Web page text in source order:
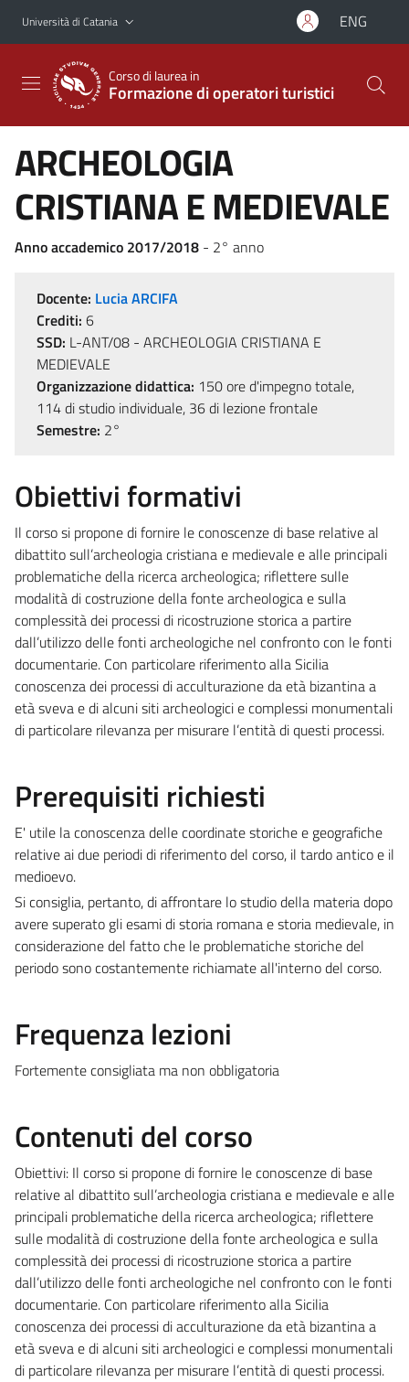
Vai al contenuto principale
Vai al menu di navigazione
Università di Catania ENG
Corso di laurea in
Formazione di operatori turistici
ARCHEOLOGIA
CRISTIANA E MEDIEVALE
Anno accademico 2017/2018 - 2° anno
Docente: Lucia ARCIFA
Crediti: 6
SSD: L-ANT/08 - ARCHEOLOGIA CRISTIANA E
MEDIEVALE
Organizzazione didattica: 150 ore d'impegno totale,
114 di studio individuale, 36 di lezione frontale
Semestre: 2°
Obiettivi formativi
Il corso si propone di fornire le conoscenze di base relative al
dibattito sull’archeologia cristiana e medievale e alle principali
problematiche della ricerca archeologica; riflettere sulle
modalità di costruzione della fonte archeologica e sulla
complessità dei processi di ricostruzione storica a partire
dall’utilizzo delle fonti archeologiche nel confronto con le fonti
documentarie. Con particolare riferimento alla Sicilia
conoscenza dei processi di acculturazione da età bizantina a
età sveva e di alcuni siti archeologici e complessi monumentali
di particolare rilevanza per misurare l’entità di questi processi.
Prerequisiti richiesti
E' utile la conoscenza delle coordinate storiche e geografiche
relative ai due periodi di riferimento del corso, il tardo antico e il
medioevo.
Si consiglia, pertanto, di affrontare lo studio della materia dopo
avere superato gli esami di storia romana e storia medievale, in
considerazione del fatto che le problematiche storiche del
periodo sono costantemente richiamate all'interno del corso.
Frequenza lezioni
Fortemente consigliata ma non obbligatoria
Contenuti del corso
Obiettivi: Il corso si propone di fornire le conoscenze di base
relative al dibattito sull’archeologia cristiana e medievale e alle
principali problematiche della ricerca archeologica; riflettere
sulle modalità di costruzione della fonte archeologica e sulla
complessità dei processi di ricostruzione storica a partire
dall’utilizzo delle fonti archeologiche nel confronto con le fonti
documentarie. Con particolare riferimento alla Sicilia
conoscenza dei processi di acculturazione da età bizantina a
età sveva e di alcuni siti archeologici e complessi monumentali
di particolare rilevanza per misurare l’entità di questi processi.